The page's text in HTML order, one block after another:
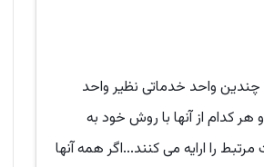
چندین واحد خدماتی نظیر واحد
هر کدام از آنها با روش خود به
را ارایه می کنند...اگر همه آنها